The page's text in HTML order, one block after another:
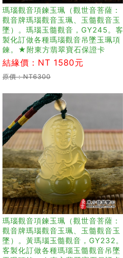
瑪瑙觀音項鍊玉珮（觀世音菩薩：
觀音牌瑪瑙觀音玉珮、玉髓觀音玉
墜）。瑪瑙玉髓觀音，GY245。客
製化訂做各種瑪瑙觀音吊墜玉珮項
鍊。★附東方翡翠寶石保證卡
結緣價：NT 1580元
原價：NT6300
瑪瑙觀音項鍊玉珮（觀世音菩薩：
觀音牌瑪瑙觀音玉珮、玉髓觀音玉
墜）。黃瑪瑙玉髓觀音，GY232。
客製化訂做各種瑪瑙玉髓觀音吊墜